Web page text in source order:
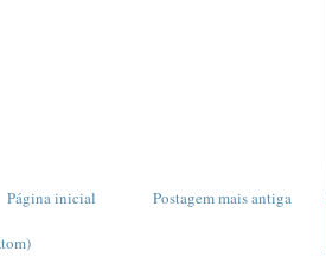
Postagem mais antiga
Página inicial